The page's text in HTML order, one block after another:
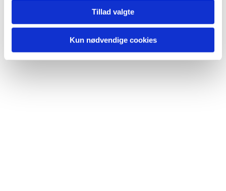
Tillad valgte
Kun nødvendige cookies
Du vil måske også kunne
lide...